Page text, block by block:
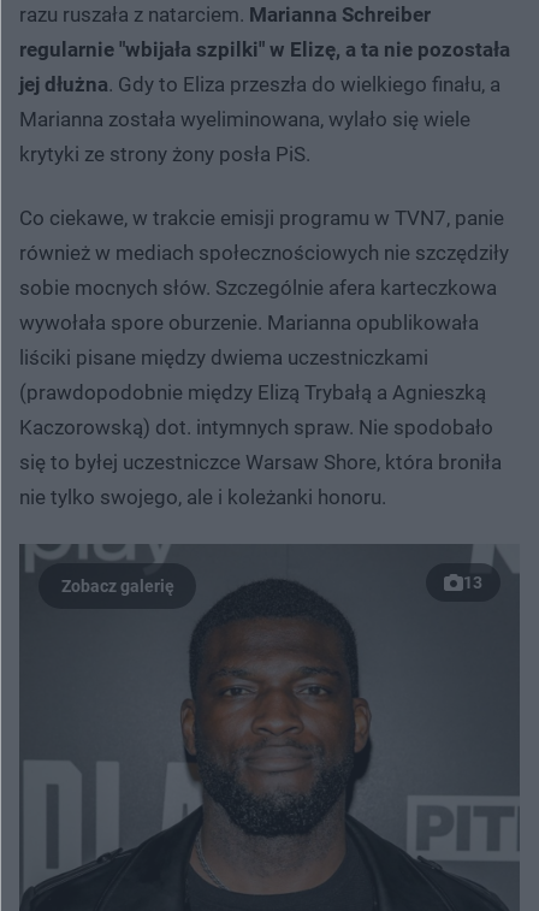
razu ruszała z natarciem. Marianna Schreiber
regularnie "wbijała szpilki" w Elizę, a ta nie pozostała
jej dłużna. Gdy to Eliza przeszła do wielkiego finału, a
Marianna została wyeliminowana, wylało się wiele
krytyki ze strony żony posła PiS.
Co ciekawe, w trakcie emisji programu w TVN7, panie
również w mediach społecznościowych nie szczędziły
sobie mocnych słów. Szczególnie afera karteczkowa
wywołała spore oburzenie. Marianna opublikowała
liściki pisane między dwiema uczestniczkami
(prawdopodobnie między Elizą Trybałą a Agnieszką
Kaczorowską) dot. intymnych spraw. Nie spodobało
się to byłej uczestniczce Warsaw Shore, która broniła
nie tylko swojego, ale i koleżanki honoru.
13